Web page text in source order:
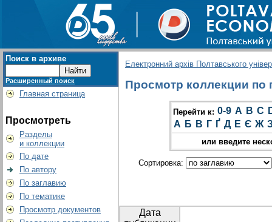
Поиск в архиве
Расширенный поиск
Главная страница
Просмотреть
Разделы
и коллекции
По дате
По автору
По заглавию
По тематике
Просмотр документов
Електронний архів Полтавського
Просмотр коллекции по
Перейти к: 0-9 A B C
А Б В Г Ґ Д Е Є Ж
или введите
Сортировка:
Дата